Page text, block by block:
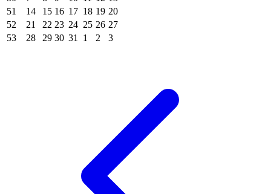
51
14 15 16 17 18 19 20
52
21 22 23 24 25 26 27
53
28 29 30 31 1 2 3